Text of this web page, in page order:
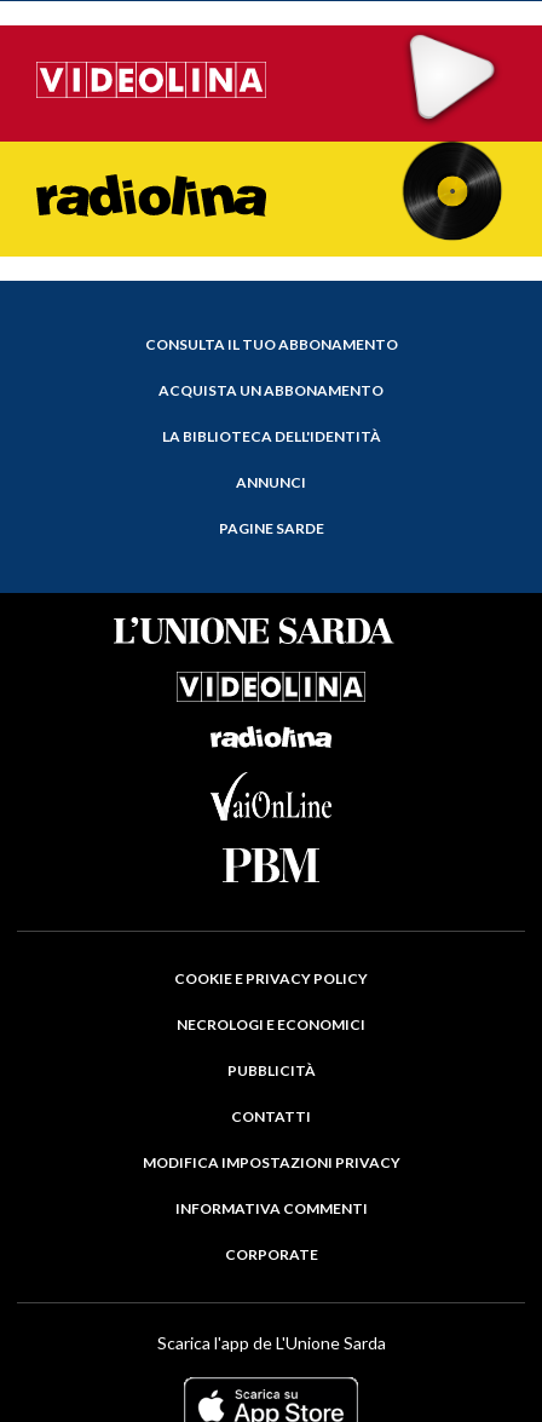
CONSULTA IL TUO ABBONAMENTO
ACQUISTA UN ABBONAMENTO
LA BIBLIOTECA DELL'IDENTITÀ
ANNUNCI
PAGINE SARDE
COOKIE E PRIVACY POLICY
NECROLOGI E ECONOMICI
PUBBLICITÀ
CONTATTI
MODIFICA IMPOSTAZIONI PRIVACY
INFORMATIVA COMMENTI
CORPORATE
Scarica l'app de L'Unione Sarda